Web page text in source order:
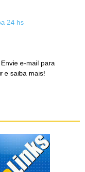
24 hs
e-mail para
e saiba mais!